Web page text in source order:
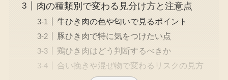
肉の種類別で変わる見分け方と注意点
牛ひき肉の色や匂いで見るポイント
豚ひき肉で特に気をつけたい点
鶏ひき肉はどう判断するべきか
合い挽きや混ぜ物で変わるリスクの見方